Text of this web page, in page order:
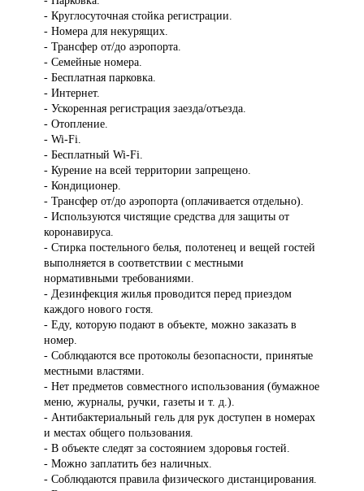
- Круглосуточная стойка регистрации.
- Номера для некурящих.
- Трансфер от/до аэропорта.
- Семейные номера.
- Бесплатная парковка.
- Интернет.
- Ускоренная регистрация заезда/отъезда.
- Отопление.
- Wi-Fi.
- Бесплатный Wi-Fi.
- Курение на всей территории запрещено.
- Кондиционер.
- Трансфер от/до аэропорта (оплачивается отдельно).
- Используются чистящие средства для защиты от
коронавируса.
- Стирка постельного белья, полотенец и вещей гостей
выполняется в соответствии с местными
нормативными требованиями.
- Дезинфекция жилья проводится перед приездом
каждого нового гостя.
- Еду, которую подают в объекте, можно заказать в
номер.
- Соблюдаются все протоколы безопасности, принятые
местными властями.
- Нет предметов совместного использования (бумажное
меню, журналы, ручки, газеты и т. д.).
- Антибактериальный гель для рук доступен в номерах
и местах общего пользования.
- В объекте следят за состоянием здоровья гостей.
- Можно заплатить без наличных.
- Соблюдаются правила физического дистанцирования.